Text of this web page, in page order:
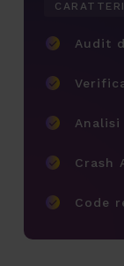
Audit
Crash
Code